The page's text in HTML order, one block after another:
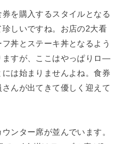
を購入するスタイルとなる
しいですね。お店の2大看
丼とステーキ丼となるよう
ますが、ここはやっぱりロ―
は始まりませんよね。食券
んが出てきて優しく迎えて
ンター席が並んでいます。